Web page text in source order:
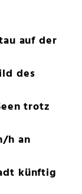
auf der
des
trotz
h an
künftig